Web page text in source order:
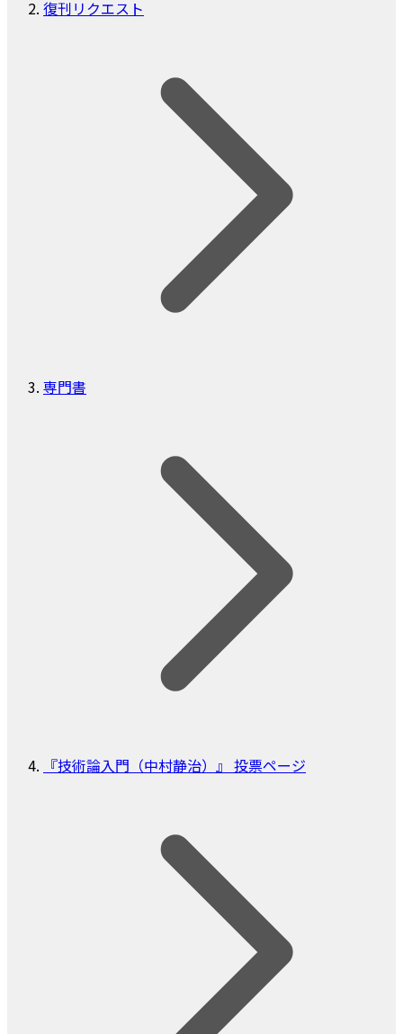
復刊リクエスト
専門書
『技術論入門（中村静治）』 投票ページ